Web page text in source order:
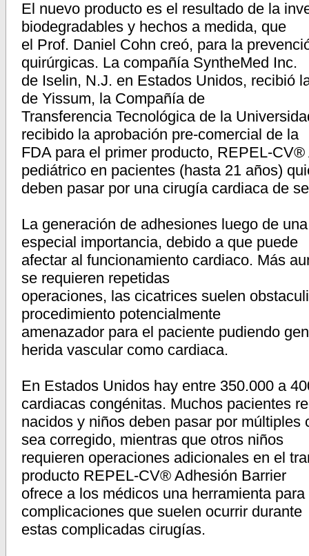
El nuevo producto es el resultado de la
biodegradables y hechos a medida, que
el Prof. Daniel Cohn creó, para la
quirúrgicas. La compañía SyntheMed Inc.
de Iselin, N.J. en Estados Unidos, recibió
de Yissum, la Compañía de
Transferencia Tecnológica de la
recibido la aprobación pre-comercial de la
FDA para el primer producto, REPEL-
pediátrico en pacientes (hasta 21 años)
deben pasar por una cirugía cardiaca de
La generación de adhesiones luego de
especial importancia, debido a que puede
afectar al funcionamiento cardiaco. Más
se requieren repetidas
operaciones, las cicatrices suelen
procedimiento potencialmente
amenazador para el paciente pudiendo
herida vascular como cardiaca.
En Estados Unidos hay entre 350.000 a
cardiacas congénitas. Muchos pacientes
nacidos y niños deben pasar por
sea corregido, mientras que otros niños
requieren operaciones adicionales en el
producto REPEL-CV® Adhesión Barrier
ofrece a los médicos una herramienta
complicaciones que suelen ocurrir durante
estas complicadas cirugías.